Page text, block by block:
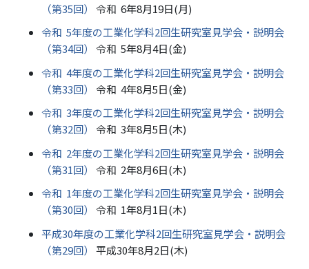
（第35回）
令和 6年8月19日(月)
令和 5年度の工業化学科2回生研究室見学会・説明会
（第34回）
令和 5年8月4日(金)
令和 4年度の工業化学科2回生研究室見学会・説明会
（第33回）
令和 4年8月5日(金)
令和 3年度の工業化学科2回生研究室見学会・説明会
（第32回）
令和 3年8月5日(木)
令和 2年度の工業化学科2回生研究室見学会・説明会
（第31回）
令和 2年8月6日(木)
令和 1年度の工業化学科2回生研究室見学会・説明会
（第30回）
令和 1年8月1日(木)
平成30年度の工業化学科2回生研究室見学会・説明会
（第29回）
平成30年8月2日(木)